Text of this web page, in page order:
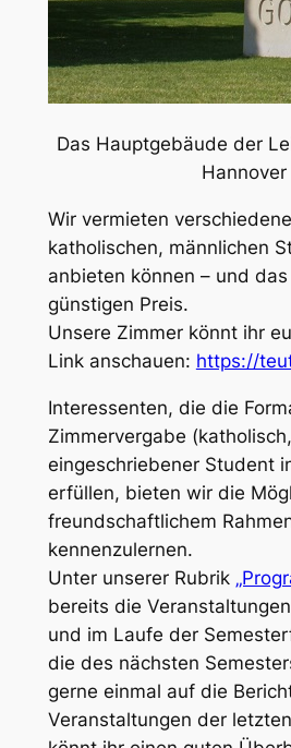
Das Hauptgebäude der
Hannover
Wir vermieten
katholischen, männlichen
anbieten können – und
günstigen Preis.
Unsere Zimmer könnt ihr
Link anschauen: https://
Interessenten, die die
Zimmervergabe
eingeschriebener Student
erfüllen, bieten wir die
freundschaftlichem
kennenzulernen.
Unter unserer Rubrik
bereits die
und im Laufe der
die des nächsten
gerne einmal auf die
Veranstaltungen der